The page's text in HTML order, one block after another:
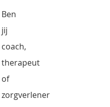
Ben
jij
coach,
therapeut
of
zorgverlener